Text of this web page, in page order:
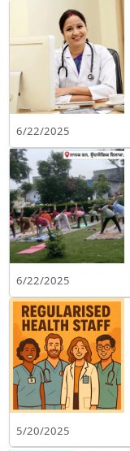
6/22/2025
6/22/2025
5/20/2025